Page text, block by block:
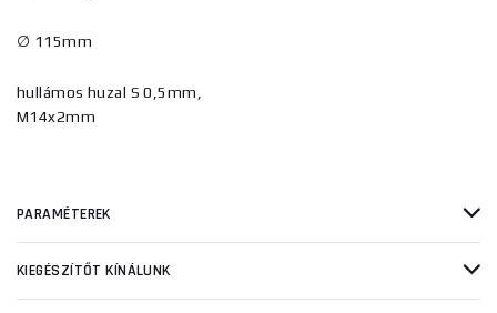
∅ 115mm
hullámos huzal S 0,5mm,
M14x2mm
PARAMÉTEREK
KIEGÉSZÍTŐT KÍNÁLUNK